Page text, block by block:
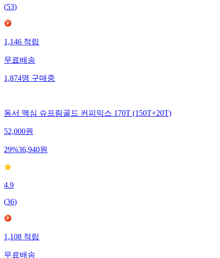
(53)
1,146적립
무료배송
1,874명구매중
동서 맥심 슈프림골드 커피믹스 170T (150T+20T)
52,000원
29%36,940원
4.9
(36)
1,108적립